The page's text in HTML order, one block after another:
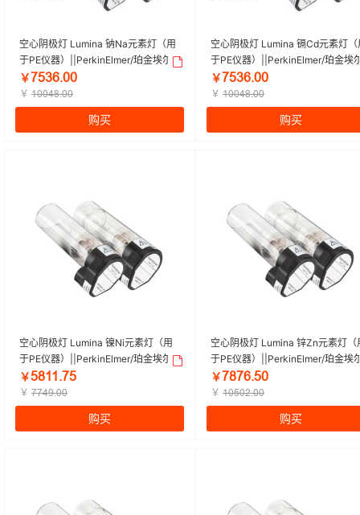
空心阴极灯 Lumina 钠Na元素灯（用
于PE仪器）||PerkinElmer/珀金埃尔
默 | 1个
￥ǅŪğĪŕŏŏ
￥ ȜŏŏȦȤŕŏŏ
购买
空心阴极灯 Lumina 镉Cd元素灯（
于PE仪器）||PerkinElmer/珀金埃
默 | 1个
￥ǅŪğĪŕŏŏ
￥ ȜŏŏȦȤŕŏŏ
购买
空心阴极灯 Lumina 镍Ni元素灯（用
于PE仪器）||PerkinElmer/珀金埃尔
默 | 1个
￥ŪȤȜȜŕǅŪ
￥ ǅǅȦŽŕŏŏ
购买
空心阴极灯 Lumina 锌Zn元素灯（
于PE仪器）||PerkinElmer/珀金埃
默 | 1个
￥ǅȤǅĪŕŪŏ
￥ ȜŏŪŏĤŕŏŏ
购买